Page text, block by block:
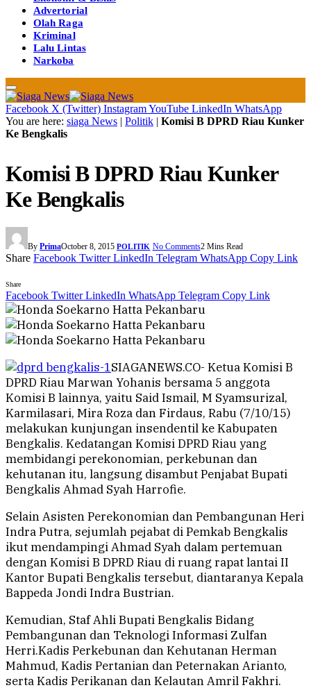
Advertorial
Olah Raga
Kriminal
Lalu Lintas
Narkoba
Facebook X (Twitter) InstagramYouTube LinkedIn WhatsApp
You are here: siaga News | Politik | Komisi B DPRD Riau Kunker
Ke Bengkalis
Komisi B DPRD Riau Kunker
Ke Bengkalis
By PrimaOctober 8, 2015 POLITIK No Comments2 Mins Read
Share Facebook Twitter LinkedIn Telegram WhatsApp Copy Link
Share
Facebook Twitter LinkedIn WhatsApp Telegram Copy Link
SIAGANEWS.CO- Ketua Komisi B
DPRD Riau Marwan Yohanis bersama 5 anggota
Komisi B lainnya, yaitu Said Ismail, M Syamsurizal,
Karmilasari, Mira Roza dan Firdaus, Rabu (7/10/15)
melakukan kunjungan insendentil ke Kabupaten
Bengkalis. Kedatangan Komisi DPRD Riau yang
membidangi perekonomian, perkebunan dan
kehutanan itu, langsung disambut Penjabat Bupati
Bengkalis Ahmad Syah Harrofie.
Selain Asisten Perekonomian dan Pembangunan Heri
Indra Putra, sejumlah pejabat di Pemkab Bengkalis
ikut mendampingi Ahmad Syah dalam pertemuan
dengan Komisi B DPRD Riau di ruang rapat lantai II
Kantor Bupati Bengkalis tersebut, diantaranya Kepala
Bappeda Jondi Indra Bustrian.
Kemudian, Staf Ahli Bupati Bengkalis Bidang
Pembangunan dan Teknologi Informasi Zulfan
Herri.Kadis Perkebunan dan Kehutanan Herman
Mahmud, Kadis Pertanian dan Peternakan Arianto,
serta Kadis Perikanan dan Kelautan Amril Fakhri.